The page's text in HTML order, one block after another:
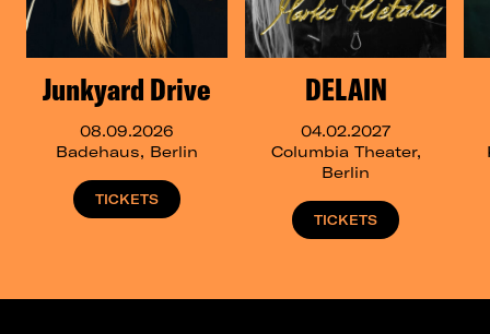
Junkyard Drive
08.09.2026
Badehaus, Berlin
TICKETS
DELAIN
04.02.2027
Columbia Theater,
Berlin
TICKETS